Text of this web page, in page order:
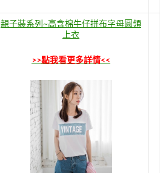
親子裝系列~高含棉牛仔拼布字母圓領
上衣
>>點我看更多詳情<<